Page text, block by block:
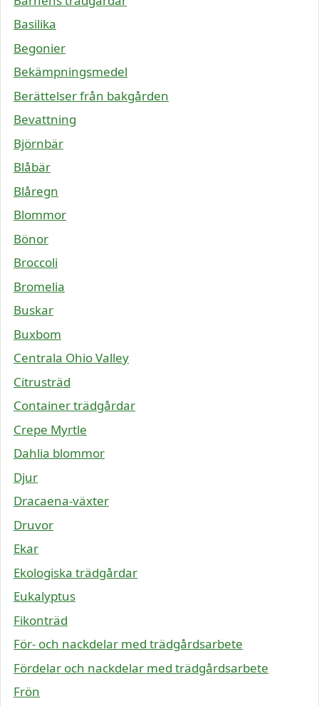
Basilika
Begonier
Bekämpningsmedel
Berättelser från bakgården
Bevattning
Björnbär
Blåbär
Blåregn
Blommor
Bönor
Broccoli
Bromelia
Buskar
Buxbom
Centrala Ohio Valley
Citrusträd
Container trädgårdar
Crepe Myrtle
Dahlia blommor
Djur
Dracaena-växter
Druvor
Ekar
Ekologiska trädgårdar
Eukalyptus
Fikonträd
För- och nackdelar med trädgårdsarbete
Fördelar och nackdelar med trädgårdsarbete
Frön